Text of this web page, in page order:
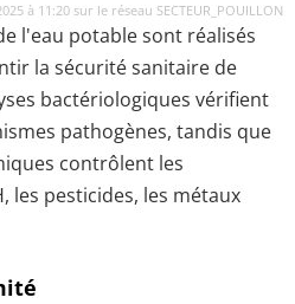
à 11:20 sur le réseau SECTEUR_POUILLON
l'eau potable sont réalisés
la sécurité sanitaire de
bactériologiques vérifient
pathogènes, tandis que
contrôlent les
les pesticides, les métaux